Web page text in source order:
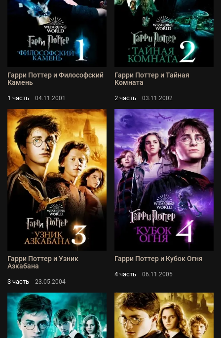
Гарри Поттер и Философский
Камень
1 часть 04.11.2001
Гарри Поттер и Тайная
Комната
2 часть 03.11.2002
Гарри Поттер и Узник
Азкабана
3 часть 23.05.2004
Гарри Поттер и Кубок Огня
4 часть 06.11.2005